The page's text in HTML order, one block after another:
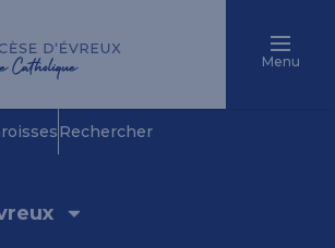
Menu
Rechercher